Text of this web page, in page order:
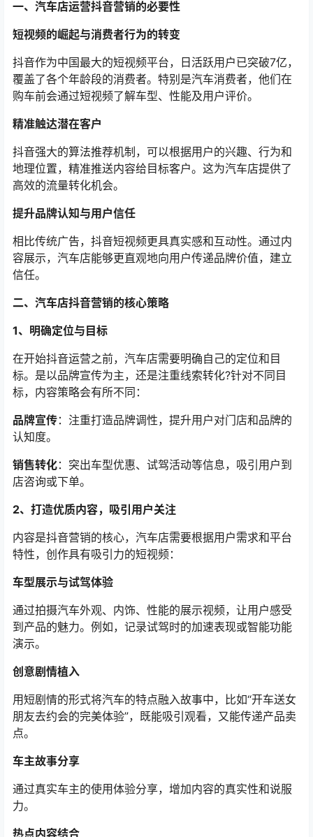
一、汽车店运营抖音营销的必要性
短视频的崛起与消费者行为的转变
抖音作为中国最大的短视频平台，日活跃用户已突破7亿，
覆盖了各个年龄段的消费者。特别是汽车消费者，他们在
购车前会通过短视频了解车型、性能及用户评价。
精准触达潜在客户
抖音强大的算法推荐机制，可以根据用户的兴趣、行为和
地理位置，精准推送内容给目标客户。这为汽车店提供了
高效的流量转化机会。
提升品牌认知与用户信任
相比传统广告，抖音短视频更具真实感和互动性。通过内
容展示，汽车店能够更直观地向用户传递品牌价值，建立
信任。
二、汽车店抖音营销的核心策略
1、明确定位与目标
在开始抖音运营之前，汽车店需要明确自己的定位和目
标。是以品牌宣传为主，还是注重线索转化?针对不同目
标，内容策略会有所不同：
品牌宣传：注重打造品牌调性，提升用户对门店和品牌的
认知度。
销售转化：突出车型优惠、试驾活动等信息，吸引用户到
店咨询或下单。
2、打造优质内容，吸引用户关注
内容是抖音营销的核心，汽车店需要根据用户需求和平台
特性，创作具有吸引力的短视频：
车型展示与试驾体验
通过拍摄汽车外观、内饰、性能的展示视频，让用户感受
到产品的魅力。例如，记录试驾时的加速表现或智能功能
演示。
创意剧情植入
用短剧情的形式将汽车的特点融入故事中，比如“开车送女
朋友去约会的完美体验”，既能吸引观看，又能传递产品卖
点。
车主故事分享
通过真实车主的使用体验分享，增加内容的真实性和说服
力。
热点内容结合